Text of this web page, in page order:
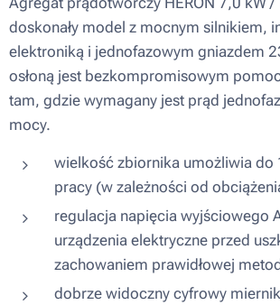
doskonały model z mocnym silnikiem,
elektroniką i jednofazowym gniazdem
osłoną jest bezkompromisowym
tam, gdzie wymagany jest prąd
mocy.
wielkość zbiornika umożliwia do
pracy (w zależności od
regulacja napięcia wyjściowego
urządzenia elektryczne przed
zachowaniem prawidłowej
dobrze widoczny cyfrowy